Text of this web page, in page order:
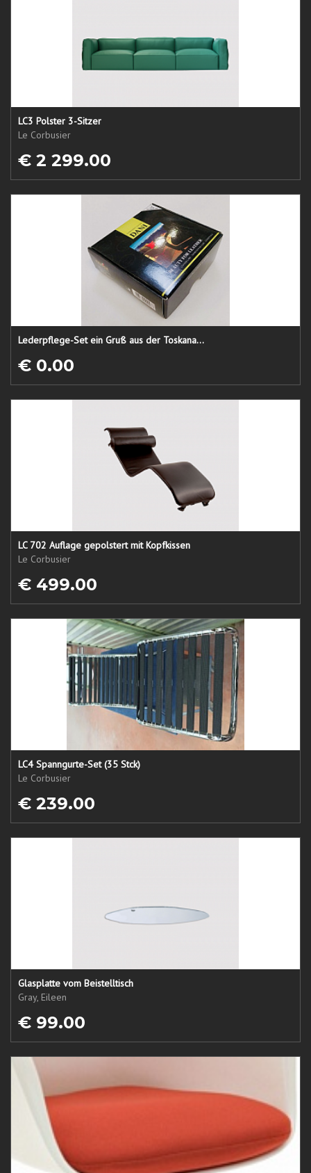
LC3 Polster 3-Sitzer
Le Corbusier
€ 2 299.00
Lederpflege-Set ein Gruß aus der Toskana...
€ 0.00
LC 702 Auflage gepolstert mit Kopfkissen
Le Corbusier
€ 499.00
LC4 Spanngurte-Set (35 Stck)
Le Corbusier
€ 239.00
Glasplatte vom Beistelltisch
Gray, Eileen
€ 99.00